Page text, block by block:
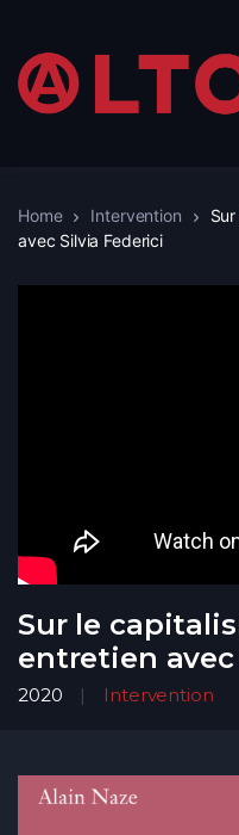
Home Intervention
avec Silvia Federici
Sur le
entretien
2020 Intervention